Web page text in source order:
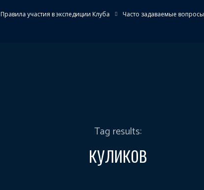
Правила участия в экспедиции Клуба Часто задаваемые вопросы
Tag results:
куликов